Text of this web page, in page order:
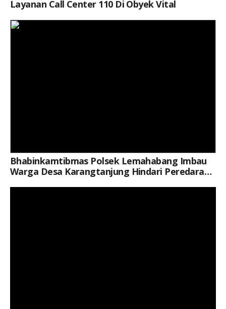
Layanan Call Center 110 Di Obyek Vital
Bhabinkamtibmas Polsek Lemahabang Imbau
Warga Desa Karangtanjung Hindari Peredaran
Keterangan Gambar: Brigpol Ricky Sugiharto, Saat Kegiatan